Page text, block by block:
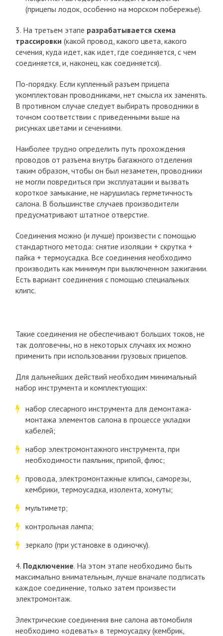
(прицепы лодок, особенно на морском побережье).
3. На третьем этапе разрабатывается схема
трассировки (какой провод, какого цвета, какого
сечения, куда идет, как идет, где соединяется, с чем
соединяется, и, наконец, как соединяется).
По-порядку. Если купленный разъем прицепа
укомплектован проводниками, нет смысла их заменять.
В противном случае следует выбирать проводники в
точном соответствии с приведенными выше на
рисунках цветами и сечениями.
Наиболее трудно определить путь прохождения
проводов от разъема внутрь багажного отделения
таким образом, чтобы он был незаметен, проводники
не могли повредиться при эксплуатации и вызвать
короткое замыкание, не нарушилась герметичность
салона. В большинстве случаев производители
предусматривают штатное отверстие.
Соединения можно (и лучше) произвести с помощью
стандартного метода: снятие изоляции + скрутка +
пайка + термоусадка. Все соединения необходимо
производить как минимум при выключенном зажигании.
Есть вариант соединения с помощью специальных
клипс.
Такие соединения не обеспечивают больших токов, не
так долговечны, но в некоторых случаях их можно
применить при использовании грузовых прицепов.
Для дальнейших действий необходим минимальный
набор инструмента и комплектующих:
набор слесарного инструмента для демонтажа-
монтажа элементов салона в процессе укладки
кабелей;
набор электромонтажного инструмента, при
необходимости паяльник, припой, флюс;
провода, электромонтажные клипсы, саморезы,
кембрики, термоусадка, изолента, хомуты;
мультиметр;
контрольная лампа;
зеркало (при установке в одиночку).
4. Подключение. На этом этапе необходимо быть
максимально внимательным, лучше вначале подписать
каждое соединение, только затем произвести
электромонтаж.
Электрические соединения вне салона автомобиля
необходимо «одевать» в термоусадку (кембрик,